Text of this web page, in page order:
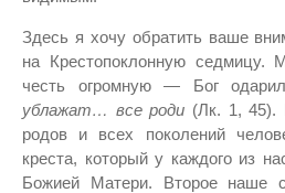
Здесь я хочу обратить ваше
на Крестопоклонную седмицу.
честь огромную — Бог
ублажат… все роди (Лк. 1, 45).
родов и всех поколений
креста, который у каждого из
Божией Матери. Второе наше